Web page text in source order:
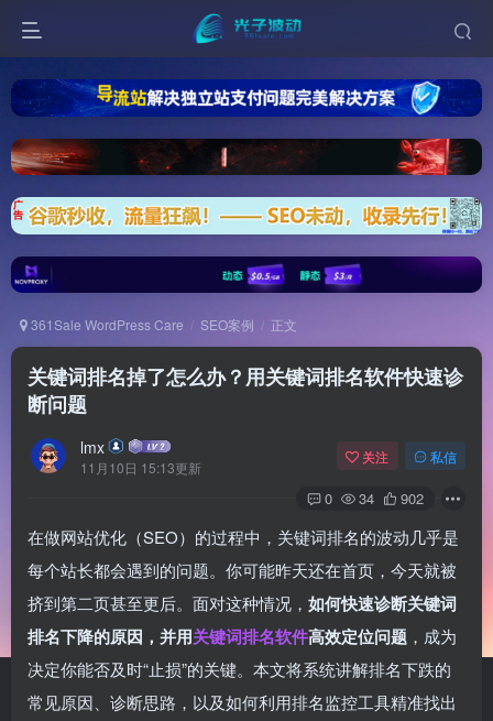
361Sale WordPress Care SEO案例 正文
关键词排名掉了怎么办？用关键词排名软件快速诊
断问题
lmx
11月10日 15:13更新
关注 私信
0 34 902
在做网站优化（SEO）的过程中，关键词排名的波动几乎是
每个站长都会遇到的问题。你可能昨天还在首页，今天就被
挤到第二页甚至更后。面对这种情况， 如何快速诊断关键词
排名下降的原因，并用关键词排名软件高效定位问题 ，成为
决定你能否及时“止损”的关键。本文将系统讲解排名下跌的
常见原因、诊断思路，以及如何利用排名监控工具精准找出